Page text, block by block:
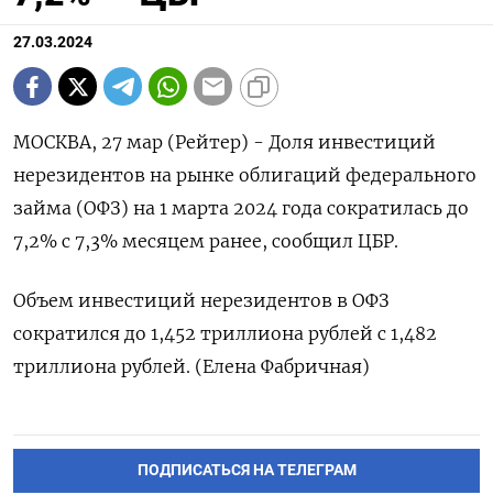
27.03.2024
МОСКВА, 27 мар (Рейтер) - Доля инвестиций
нерезидентов на рынке облигаций федерального
займа (ОФЗ) на 1 марта 2024 года сократилась до
7,2% с 7,3% месяцем ранее, сообщил ЦБР.
Объем инвестиций нерезидентов в ОФЗ
сократился до 1,452 триллиона рублей с 1,482
триллиона рублей. (Елена Фабричная)
ПОДПИСАТЬСЯ НА ТЕЛЕГРАМ